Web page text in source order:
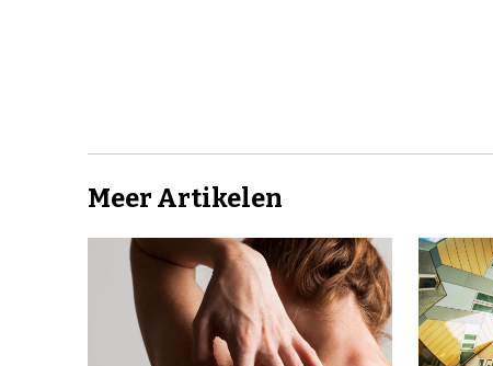
Meer Artikelen